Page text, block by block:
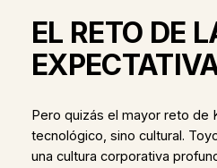
EL RETO DE
Pero quizás el mayor reto de
tecnológico, sino cultural.
una cultura corporativa